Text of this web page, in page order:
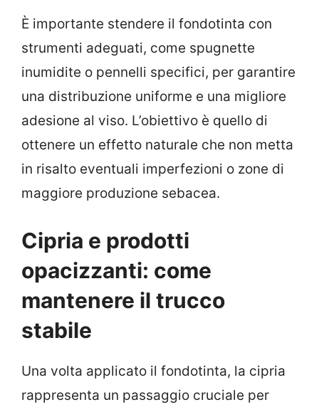
È importante stendere il fondotinta con
strumenti adeguati, come spugnette
inumidite o pennelli specifici, per garantire
una distribuzione uniforme e una migliore
adesione al viso. L’obiettivo è quello di
ottenere un effetto naturale che non metta
in risalto eventuali imperfezioni o zone di
maggiore produzione sebacea.
Cipria e prodotti
opacizzanti: come
mantenere il trucco
stabile
Una volta applicato il fondotinta, la cipria
rappresenta un passaggio cruciale per